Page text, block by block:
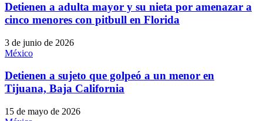
Detienen a adulta mayor y su nieta por amenazar a
cinco menores con pitbull en Florida
3 de junio de 2026
México
Detienen a sujeto que golpeó a un menor en
Tijuana, Baja California
15 de mayo de 2026